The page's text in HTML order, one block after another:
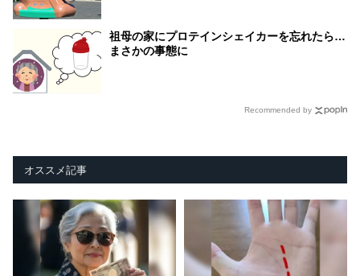
祖母の家にプロテインシェイカーを忘れたら…
まさかの事態に
Recommended by
オススメ記事